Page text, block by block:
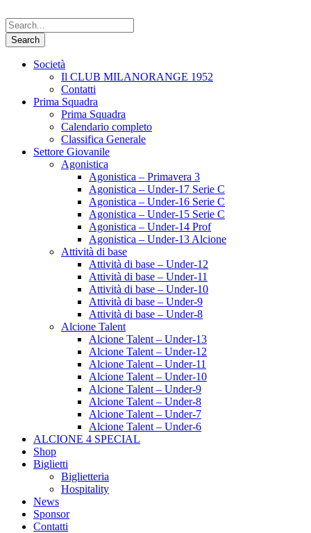
Società
Il CLUB MILANORANGE 1952
Contatti
Prima Squadra
Prima Squadra
Calendario completo
Classifica Generale
Settore Giovanile
Agonistica
Agonistica – Primavera 3
Agonistica – Under-17 Serie C
Agonistica – Under-16 Serie C
Agonistica – Under-15 Serie C
Agonistica – Under-14 Prof
Agonistica – Under-13 Alcione
Attività di base
Attività di base – Under-12
Attività di base – Under-11
Attività di base – Under-10
Attività di base – Under-9
Attività di base – Under-8
Alcione Talent
Alcione Talent – Under-13
Alcione Talent – Under-12
Alcione Talent – Under-11
Alcione Talent – Under-10
Alcione Talent – Under-9
Alcione Talent – Under-8
Alcione Talent – Under-7
Alcione Talent – Under-6
ALCIONE 4 SPECIAL
Shop
Biglietti
Biglietteria
Hospitality
News
Sponsor
Contatti